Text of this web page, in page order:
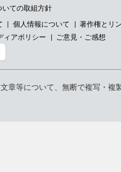
ての取組方針
個人情報について
著作権とリ
ィアポリシー
ご意見・ご感想
章等について、無断で複写・